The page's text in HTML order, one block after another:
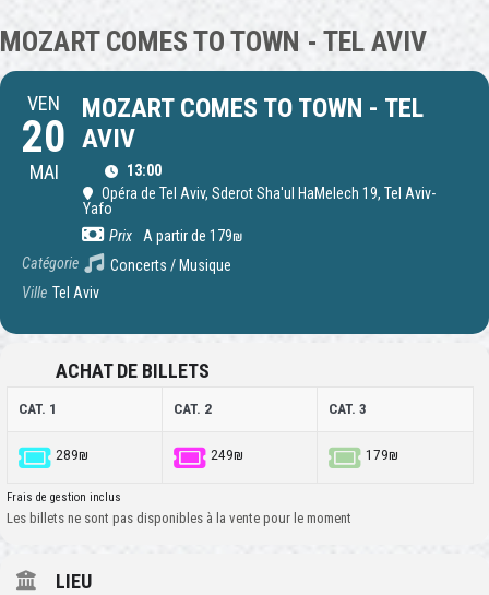
MOZART COMES TO TOWN - TEL AVIV
VEN
20
MAI
MOZART COMES TO TOWN - TEL
AVIV
13:00
Opéra de Tel Aviv, Sderot Sha'ul HaMelech 19, Tel Aviv-
Yafo
Prix
A partir de 179₪
Catégorie
Concerts / Musique
Ville Tel Aviv
ACHAT DE BILLETS
CAT. 1 CAT. 2 CAT. 3
289₪ 249₪ 179₪
Frais de gestion inclus
Les billets ne sont pas disponibles à la vente pour le moment
LIEU